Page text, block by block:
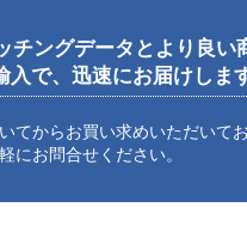
チングデータとより良い
入で、迅速にお届けしま
てからお買い求めいただいて
にお問合せください。